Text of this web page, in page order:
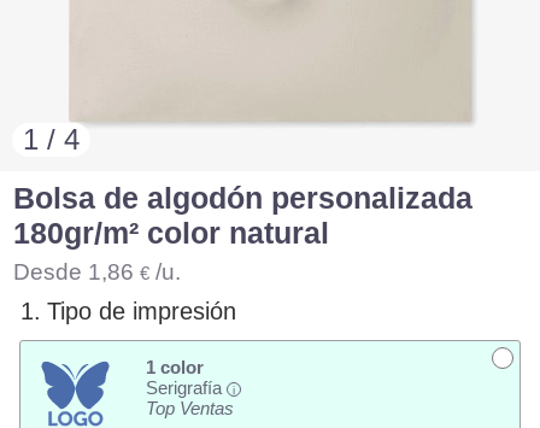
1 / 4
Bolsa de algodón personalizada
180gr/m² color natural
Desde 1,86 € /u.
1. Tipo de impresión
1 color
Serigrafía
i
Top Ventas